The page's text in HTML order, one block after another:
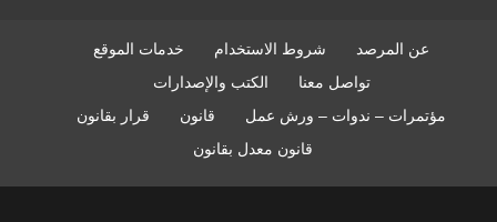
عن المرصد شروط الاستخدام
خدمات الموقع
تواصل معنا
الكتب والإصدارات
مؤتمرات – ندوات – ورش عمل
قانون
قرار بقانون
قانون معدل بقانون